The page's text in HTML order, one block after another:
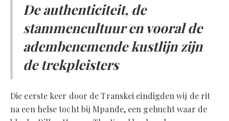
De authenticiteit, de
stammencultuur en vooral de
adembenemende kustlijn zijn
de trekpleisters
Die eerste keer door de Transkei eindigden wij de rit
na een helse tocht bij Mpande, een gehucht waar de